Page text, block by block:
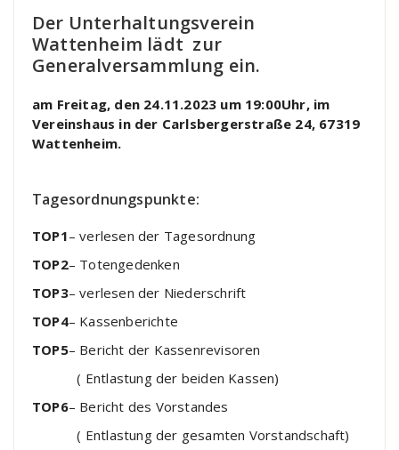
Der Unterhaltungsverein
Wattenheim lädt zur
Generalversammlung ein.
am Freitag, den 24.11.2023 um 19:00Uhr, im
Vereinshaus in der Carlsbergerstraße 24, 67319
Wattenheim.
Tagesordnungspunkte:
TOP1– verlesen der Tagesordnung
TOP2– Totengedenken
TOP3– verlesen der Niederschrift
TOP4– Kassenberichte
TOP5– Bericht der Kassenrevisoren
( Entlastung der beiden Kassen)
TOP6– Bericht des Vorstandes
( Entlastung der gesamten Vorstandschaft)